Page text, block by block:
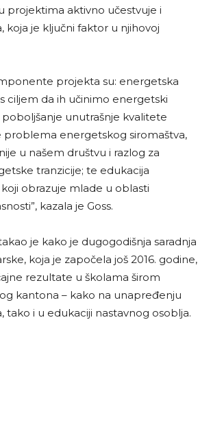
projektima aktivno učestvuje i
koja je ključni faktor u njihovoj
projekta su: energetska
ciljem da ih učinimo energetski
unutrašnje kvalitete
problema energetskog siromaštva,
u našem društvu i razlog za
tranzicije; te edukacija
obrazuje mlade u oblasti
kazala je Goss.
je kako je dugogodišnja saradnja
koja je započela još 2016. godine,
rezultate u školama širom
kantona – kako na unapređenju
tako i u edukaciji nastavnog osoblja.